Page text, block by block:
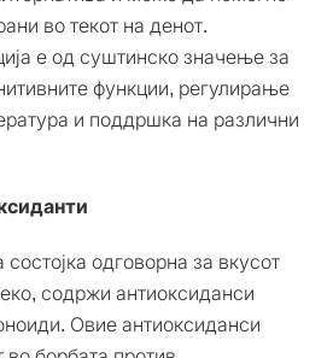
во текот на денот.
е од суштинско значење за
функции, регулирање
и поддршка на различни
одговорна за вкусот
содржи антиоксиданси
Овие антиоксиданси